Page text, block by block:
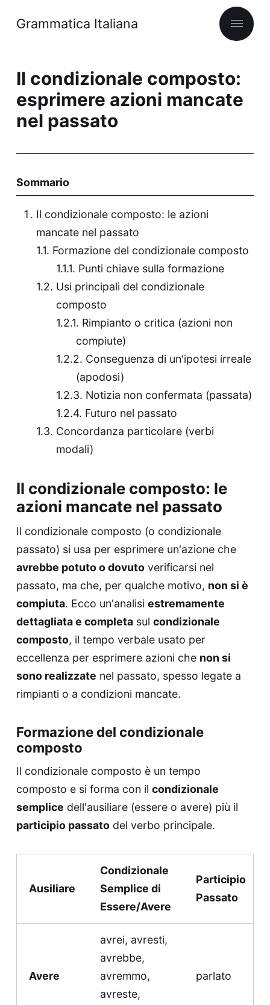
Grammatica Italiana
Il condizionale composto:
esprimere azioni mancate
nel passato
Sommario
Il condizionale composto: le azioni
mancate nel passato
Formazione del condizionale composto
Punti chiave sulla formazione
Usi principali del condizionale
composto
Rimpianto o critica (azioni non
compiute)
Conseguenza di un'ipotesi irreale
(apodosi)
Notizia non confermata (passata)
Futuro nel passato
Concordanza particolare (verbi
modali)
Il condizionale composto: le
azioni mancate nel passato
Il condizionale composto (o condizionale
passato) si usa per esprimere un'azione che
avrebbe potuto o dovutoverificarsi nel
passato, ma che, per qualche motivo, non si è
compiuta. Ecco un'analisi estremamente
dettagliata e completasul condizionale
composto, il tempo verbale usato per
eccellenza per esprimere azioni che non si
sono realizzate nel passato, spesso legate a
rimpianti o a condizioni mancate.
Formazione del condizionale
composto
Il condizionale composto è un tempo
composto e si forma con il condizionale
semplice dell'ausiliare (essere o avere) più il
participio passatodel verbo principale.
Ausiliare
Condizionale
Semplice di
Essere/Avere
Participio
Passato
Avere
avrei, avresti,
avrebbe,
avremmo,
avreste,
parlato